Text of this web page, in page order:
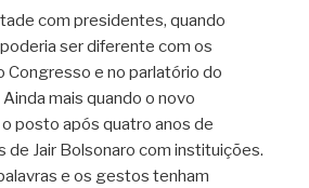
com presidentes, quando
ser diferente com os
Congresso e no parlatório do
mais quando o novo
posto após quatro anos de
Jair Bolsonaro com instituições.
e os gestos tenham